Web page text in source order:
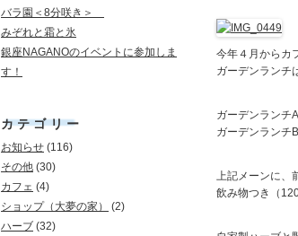
今年４月からカ
ガーデンランチ
ガーデンランチ
ガーデンランチ
上記メーンに、
飲み物つき（
バラ園＜8分咲き＞
みぞれと霜と氷
銀座NAGANOのイベントに参加しま
す！
カテゴリー
お知らせ (116)
その他 (30)
カフェ (4)
ショップ（大夢の家）
(2)
ハーブ (32)